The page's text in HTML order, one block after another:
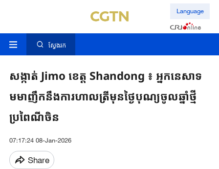
Language
ស្វែងរក
សង្កាត់ Jimo ​ខេត្ត ​Shandong ៖​ ​អ្នកនេសាទ​
មមាញឹក​នឹង​ការហាលត្រី​​មុនថ្ងៃ​បុណ្យចូលឆ្នាំថ្មី​
ប្រពៃណីចិន​
07:17:24 08-Jan-2026
Share